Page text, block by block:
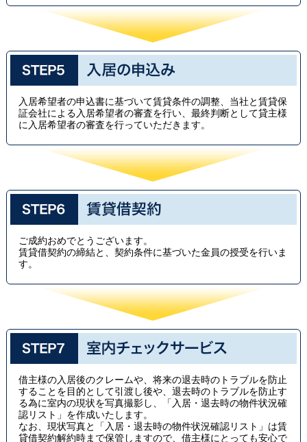
入居希望者の申込書に基づいて賃貸条件の調整、当社と賃貸保
証会社による入居希望者の審査を行い、最終判断として貸主様
に入居希望者の審査を行っていただきます。
ご成約おめでとうございます。
賃貸借契約の締結と、契約条件に基づいた金員の授受を行いま
す。
借主様の入居後のクレームや、将来の退去時のトラブルを防止
することを目的として引渡し後や、退去時のトラブルを防止す
る為に室内の現状を写真撮影し、「入居・退去時の物件状況確
認リスト」を作成いたします。
なお、現状写真と「入居・退去時の物件状況確認リスト」は賃
貸借契約解約時まで保管しますので、借主様にとっても安心で